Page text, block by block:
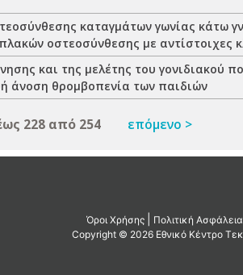
καταγμάτων γωνίας κάτω
οστεοσύνθεσης με αντίστοιχες
και της μελέτης του γονιδιακού
άνοση θρομβοπενία των παιδιών
228 από 254 επόμενο >